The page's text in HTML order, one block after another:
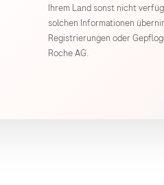
Ihrem Land sonst nicht
solchen Informationen
Registrierungen oder
Roche AG.